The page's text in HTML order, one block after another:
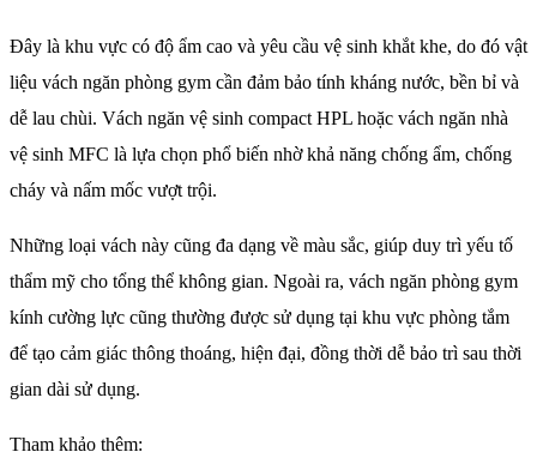
Đây là khu vực có độ ẩm cao và yêu cầu vệ sinh khắt khe, do đó vật
liệu vách ngăn phòng gym cần đảm bảo tính kháng nước, bền bỉ và
dễ lau chùi. Vách ngăn vệ sinh compact HPL hoặc vách ngăn nhà
vệ sinh MFC là lựa chọn phổ biến nhờ khả năng chống ẩm, chống
cháy và nấm mốc vượt trội.
Những loại vách này cũng đa dạng về màu sắc, giúp duy trì yếu tố
thẩm mỹ cho tổng thể không gian. Ngoài ra, vách ngăn phòng gym
kính cường lực cũng thường được sử dụng tại khu vực phòng tắm
để tạo cảm giác thông thoáng, hiện đại, đồng thời dễ bảo trì sau thời
gian dài sử dụng.
Tham khảo thêm: